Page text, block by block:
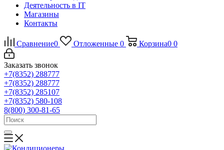
Деятельность в IT
Магазины
Контакты
Сравнение0 Отложенные 0 Корзина0 0
Заказать звонок
+7(8352) 288777
+7(8352) 288777
+7(8352) 285107
+7(8352) 580-108
8(800) 300-81-65